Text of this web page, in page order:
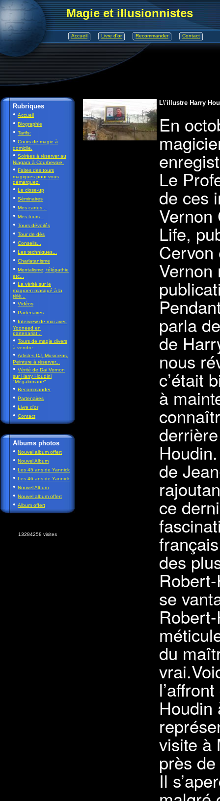
Magie et illusionnistes
Accueil Livre d'or Recommander Contact
Rubriques
• Accueil
• Biographie
• Tarifs:
• Cours de magie à
domicile.
• Soirées à réserver au
Niagara à Courbevoie.
• Faites des tours
magiques pour vous
démarquez.
• Le close-up
• Séminaires
• Mes cartes...
• Mes tours...
• Tours dévoilés
• Tour de dés
• Conseils...
• Les techniques...
• Charlatanisme
• Mentalisme, télépathie
etc...
• La vérité sur le
magicien masqué à la
télé...
• Vidéos
• Partenaires
• Interview de moi avec
Yooneed en
partenariat...
• Tours de magie divers
à vendre .
• Artistes DJ, Musiciens,
Peinture à réserver...
• Vérité de Dai Vernon
sur Harry Houdini
"Mégalomane".
• Recommander
• Partenaires
• Livre d'or
• Contact
Albums photos
• Nouvel album offert
• Nouvel Album
• Les 45 ans de Yannick
• Les 46 ans de Yannick
• Nouvel Album
• Nouvel album offert
• Album offert
13284258 visites
L\'illustre Harry
En
Le
de ces
Vernon
Life,
Vernon
parla
de
nous
c’était
à
de
ce
des
se
du
Houdin
visite à
près
Il